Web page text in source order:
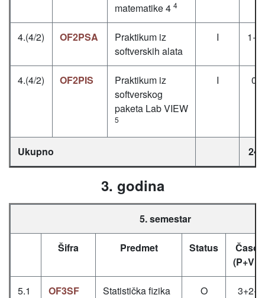
matematike 4 4
4.(4/2) OF2PSA
Praktikum iz
softverskih alata
I
4.(4/2) OF2PIS
Praktikum iz
softverskog
paketa Lab VIEW
5
I
Ukupno
3. godina
5. semestar
Šifra Predmet Status
5.1 OF3SF Statistička fizika O 3+2+0